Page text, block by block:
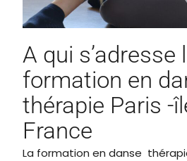
A qui s’adresse
formation en
thérapie Paris -
France
La formation en danse